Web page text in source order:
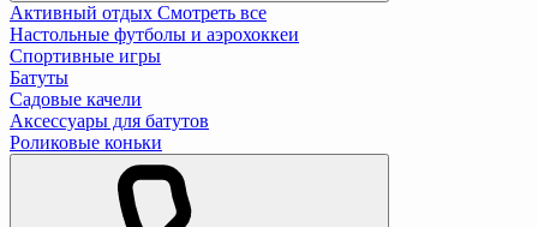
Активный отдых Смотреть все
Настольные футболы и аэрохоккеи
Спортивные игры
Батуты
Садовые качели
Аксессуары для батутов
Роликовые коньки